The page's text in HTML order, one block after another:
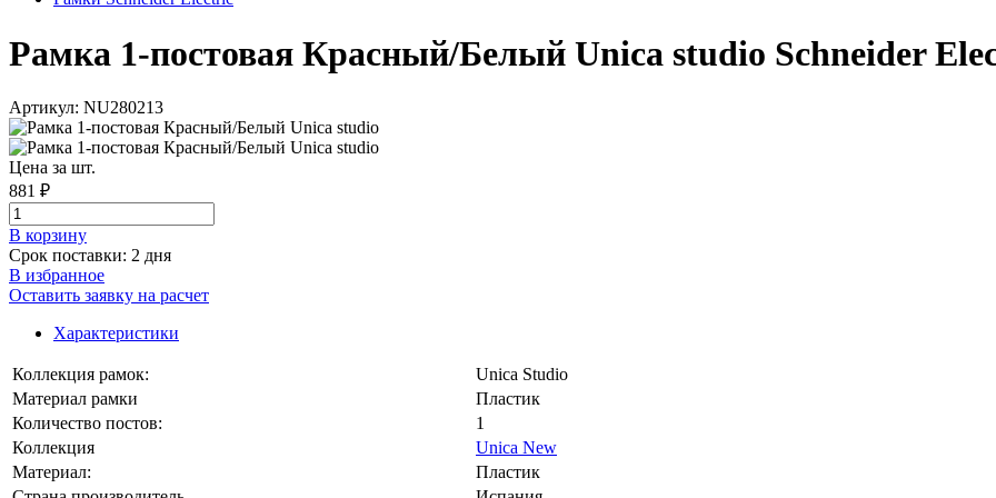
Рамка 1-постовая Красный/Белый Unica studio Schneider
Артикул: NU280213
Цена за шт.
881 ₽
В корзинy
Срок поставки: 2 дня
В избранное
Оставить заявку на расчет
Характеристики
Коллекция рамок:
Unica Studio
Материал рамки
Пластик
Количество постов:
1
Коллекция
Unica New
Материал:
Пластик